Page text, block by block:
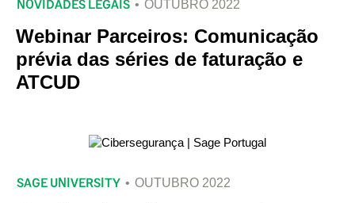
NOVIDADES LEGAIS OUTUBRO 2022
Webinar Parceiros: Comunicação
prévia das séries de faturação e
ATCUD
SAGE UNIVERSITY OUTUBRO 2022